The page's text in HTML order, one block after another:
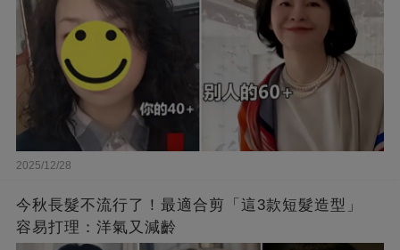
2025/12/28
今秋長髮不流行了！最適合剪「這3款短髮造型」
容易打理：洋氣又減齡